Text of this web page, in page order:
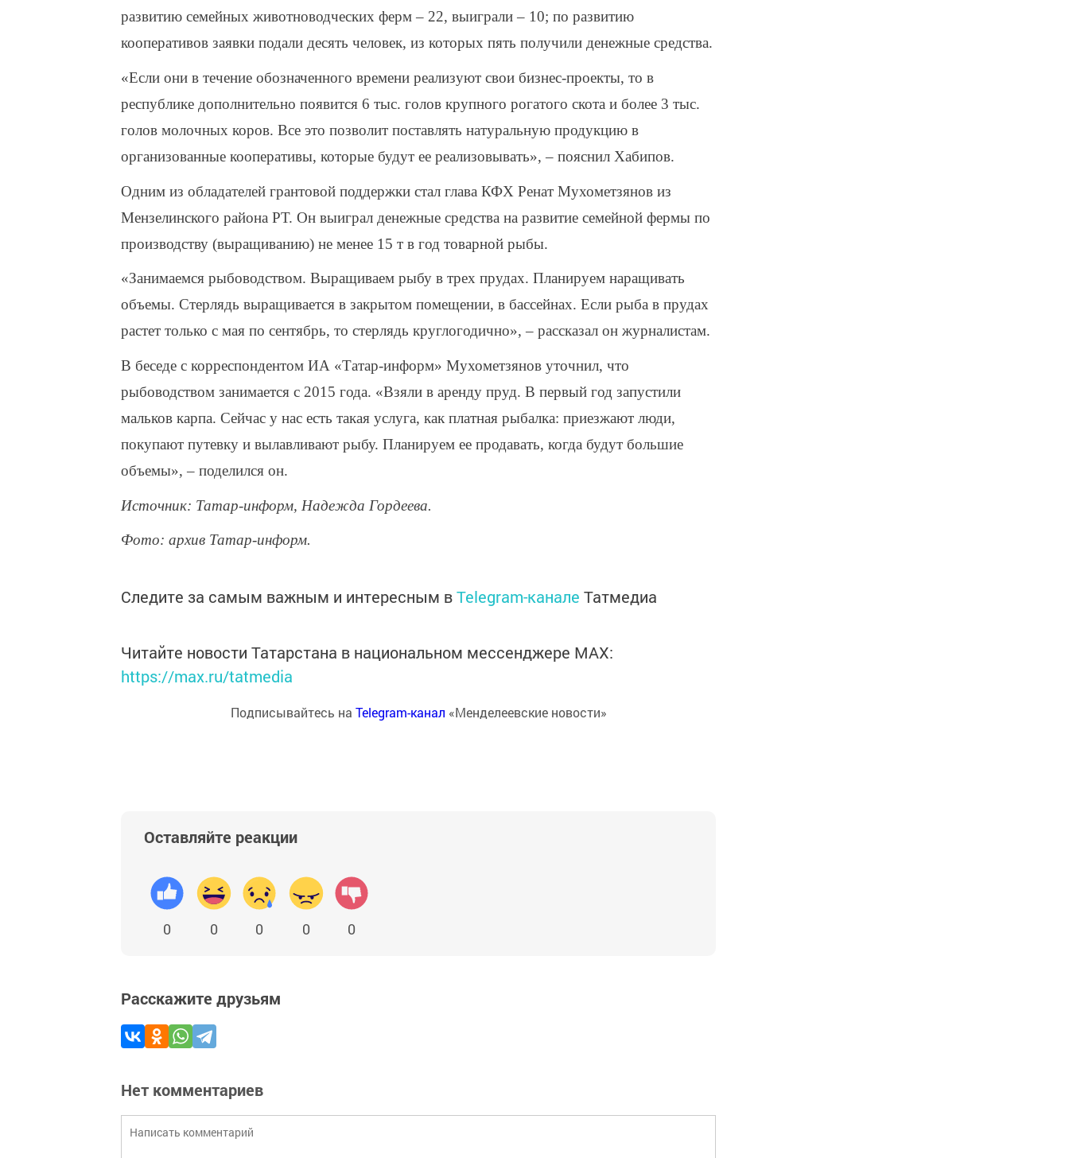
развитию семейных животноводческих ферм – 22, выиграли – 10; по развитию
кооперативов заявки подали десять человек, из которых пять получили денежные средства.
«Если они в течение обозначенного времени реализуют свои бизнес-проекты, то в
республике дополнительно появится 6 тыс. голов крупного рогатого скота и более 3 тыс.
голов молочных коров. Все это позволит поставлять натуральную продукцию в
организованные кооперативы, которые будут ее реализовывать», – пояснил Хабипов.
Одним из обладателей грантовой поддержки стал глава КФХ Ренат Мухометзянов из
Мензелинского района РТ. Он выиграл денежные средства на развитие семейной фермы по
производству (выращиванию) не менее 15 т в год товарной рыбы.
«Занимаемся рыбоводством. Выращиваем рыбу в трех прудах. Планируем наращивать
объемы. Стерлядь выращивается в закрытом помещении, в бассейнах. Если рыба в прудах
растет только с мая по сентябрь, то стерлядь круглогодично», – рассказал он журналистам.
В беседе с корреспондентом ИА «Татар-информ» Мухометзянов уточнил, что
рыбоводством занимается с 2015 года. «Взяли в аренду пруд. В первый год запустили
мальков карпа. Сейчас у нас есть такая услуга, как платная рыбалка: приезжают люди,
покупают путевку и вылавливают рыбу. Планируем ее продавать, когда будут большие
объемы», – поделился он.
Источник: Татар-информ, Надежда Гордеева.
Фото: архив Татар-информ.
Следите за самым важным и интересным вTelegram-канале Татмедиа
Читайте новости Татарстана в национальном мессенджере MАХ:
https://max.ru/tatmedia
Подписывайтесь на Telegram-канал «Менделеевские новости»
Оставляйте реакции
0 0 0 0 0
Расскажите друзьям
Нет комментариев